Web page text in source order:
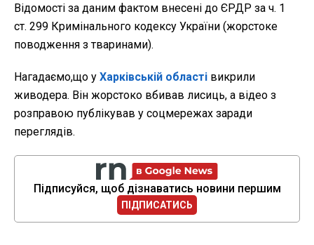
Відомості за даним фактом внесені до ЄРДР за ч. 1
ст. 299 Кримінального кодексу України (жорстоке
поводження з тваринами).
Нагадаємо,що у Харківській області викрили
живодера. Він жорстоко вбивав лисиць, а відео з
розправою публікував у соцмережах заради
переглядів.
Підписуйся, щоб дізнаватись новини першим
ПІДПИСАТИСЬ